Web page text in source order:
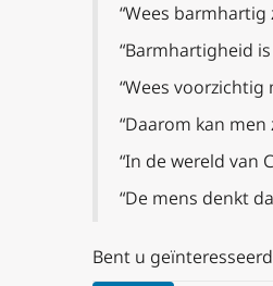
“Wees
“Barmhartigheid
“Wees
“Daarom kan
“In de wereld van
“De mens denkt
Bent u